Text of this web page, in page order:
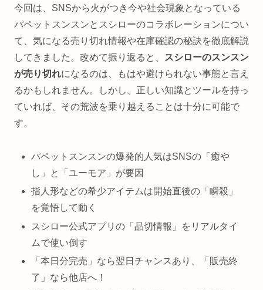
今回は、SNSから火がつき今や社会現象となっている
パペットスンスンとスシローのコラボレーションについ
て、気になる売り切れ情報や在庫確認の秘訣を徹底解説
してきました。改めて振り返ると、 スシローのスンスン
が売り切れになるのは、もはや避けられない事態と言え
るかもしれません。しかし、正しい知識とツールを持っ
ていれば、その荒波を乗り越えることは十分に可能で
す。
パペットスンスンの爆発的人気はSNSの「癒や
し」と「ユーモア」が要因
指人形などの希少アイテムは開始直後の「瞬殺」
を覚悟して動く
スシロー公式アプリの「品切情報」をリアルタイ
ムで使い倒す
「本日分完売」なら翌日チャンスあり、「販売終
了」なら他店へ！